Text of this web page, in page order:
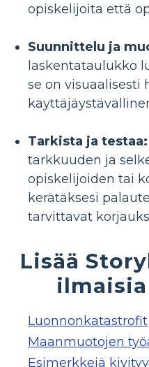
opiskelijoita että
Suunnittelu ja
laskentataulukko
se on visuaalisesti
Tarkista ja testaa:
tarkkuuden ja
opiskelijoiden tai
kerätäksesi
tarvittavat
Lisää
Luonnonkatastrofit
Maanmuotojen
Esimerkkejä